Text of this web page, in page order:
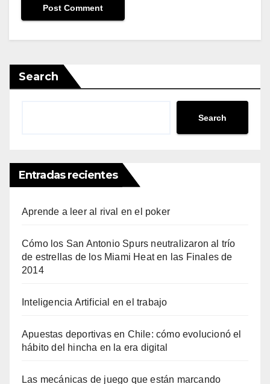
Search
Search
Entradas recientes
Aprende a leer al rival en el poker
Cómo los San Antonio Spurs neutralizaron al trío
de estrellas de los Miami Heat en las Finales de
2014
Inteligencia Artificial en el trabajo
Apuestas deportivas en Chile: cómo evolucionó el
hábito del hincha en la era digital
Las mecánicas de juego que están marcando